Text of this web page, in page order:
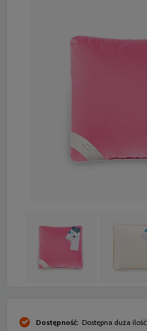
Dostępność: Dostępna duża ilość